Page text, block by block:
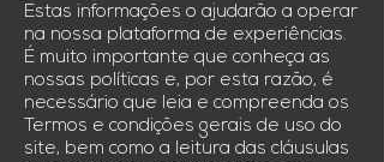
Estas informações o ajudarão a operar
na nossa plataforma de experiências.
É muito importante que conheça as
nossas políticas e, por esta razão, é
necessário que leia e compreenda os
Termos e condições gerais de uso do
site, bem como a leitura das cláusulas